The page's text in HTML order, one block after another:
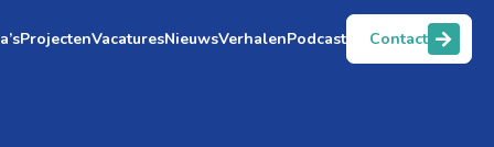
ProjectenVacaturesNieuwsVerhalenPodcast Contact